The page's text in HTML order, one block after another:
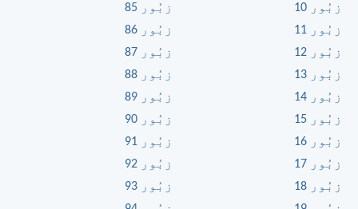
زبُور 10
زبُور 11
زبُور 12
زبُور 13
زبُور 14
زبُور 15
زبُور 16
زبُور 17
زبُور 18
زبُور 85
زبُور 86
زبُور 87
زبُور 88
زبُور 89
زبُور 90
زبُور 91
زبُور 92
زبُور 93